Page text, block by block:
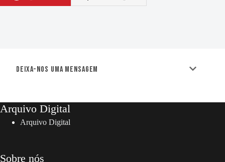
Deixa-nos uma mensagem
Arquivo Digital
Arquivo Digital
Sobre nós